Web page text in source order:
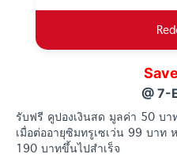
@ 7-
รับฟรี คูปองเงินสด มูลค่า 50 บ
เมื่อต่ออายุซิมทรูเซเว่น 99 บาท
190 บาทขึ้นไปสำเร็จ